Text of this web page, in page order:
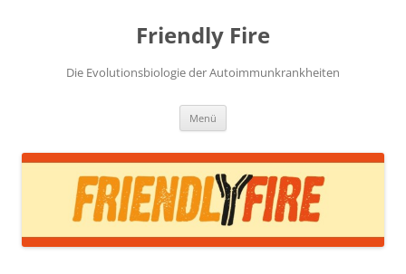
Friendly Fire
Die Evolutionsbiologie der Autoimmunkrankheiten
Menü